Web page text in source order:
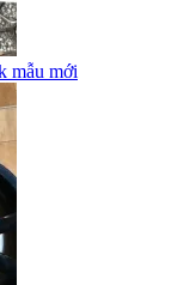
mẫu mới